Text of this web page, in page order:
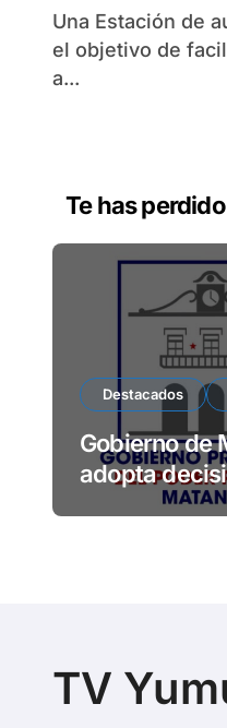
Una Estación de autoservicios digitales con
el objetivo de
a...
Te has perdido
Destacados
Gobierno de
adopta
precios
TV